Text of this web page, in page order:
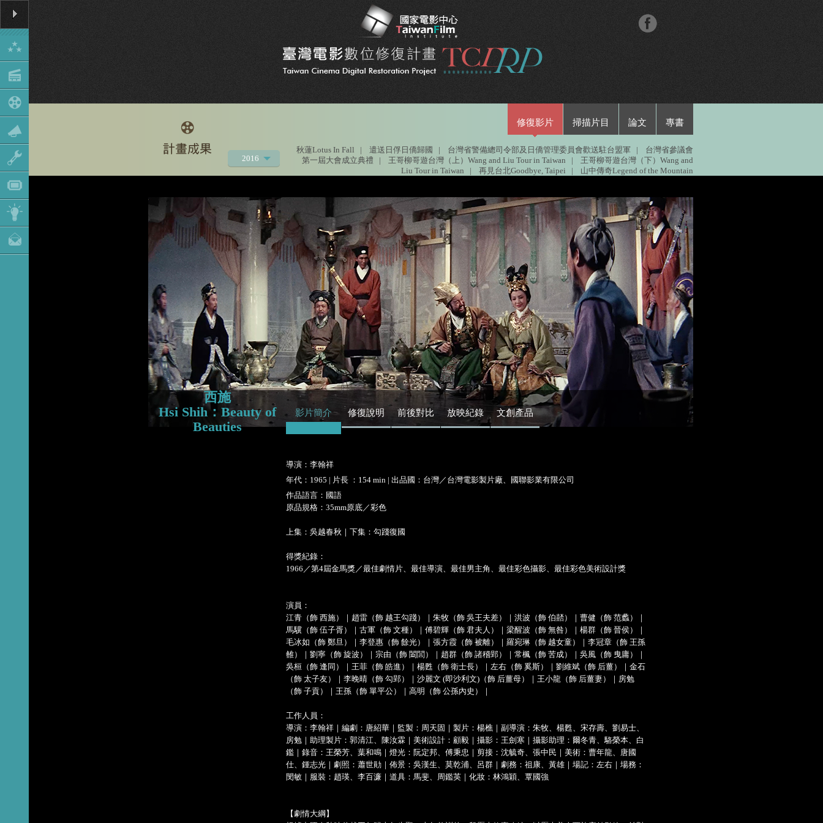
修復影片 掃描片目 論文 專書
2016
2021
2020
2019
2018
2017
2014
2013
秋蓮Lotus In Fall | 遣送日俘日僑歸國 | 台灣省警備總司令部及日僑管理委員會歡送駐台盟軍 |
台灣省參議會
第一屆大會成立典禮
| 王哥柳哥遊台灣（上）Wang and Liu Tour in Taiwan |
王哥柳哥遊台灣（下）Wang and
Liu Tour in Taiwan
| 再見台北Goodbye, Taipei | 山中傳奇Legend of the Mountain
西施
Hsi Shih：Beauty of
Beauties
影片簡介 修復說明 前後對比 放映紀錄 文創產品
導演：李翰祥
年代：1965 | 片長 ：154 min | 出品國：台灣／台灣電影製片廠、國聯影業有限公司
作品語言：國語
原品規格：35mm原底／彩色
上集：吳越春秋｜下集：勾踐復國
得獎紀錄：
1966／第4屆金馬獎／最佳劇情片、最佳導演、最佳男主角、最佳彩色攝影、最佳彩色美術設計獎
演員：
江青（飾 西施）｜趙雷（飾 越王勾踐）｜朱牧（飾 吳王夫差）｜洪波（飾 伯嚭）｜曹健（飾 范蠡）｜
馬驥（飾 伍子胥）｜古軍（飾 文種）｜傅碧輝（飾 君夫人）｜梁醒波（飾 無咎）｜楊群（飾 晉侯）｜
毛冰如（飾 鄭旦）｜李登惠（飾 餘光）｜張方霞（飾 被離）｜羅宛琳（飾 越女童）｜李冠章（飾 王孫
雒）｜劉寧（飾 旋波）｜宗由（飾 闔閭）｜趙群（飾 諸稽郢）｜常楓（飾 苦成）｜吳風（飾 曳庸）｜
吳桓（飾 逢同）｜王菲（飾 皓進）｜楊甦（飾 衛士長）｜左右（飾 奚斯）｜劉維斌（飾 后薑）｜金石
（飾 太子友）｜李晚晴（飾 勾郢）｜沙麗文 (即沙利文)（飾 后薑母）｜王小龍（飾 后薑妻）｜房勉
（飾 子貢）｜王孫（飾 單平公）｜高明（飾 公孫內史）｜
工作人員：
導演：李翰祥｜編劇：唐紹華｜監製：周天固｜製片：楊樵｜副導演：朱牧、楊甦、宋存壽、劉易士、
房勉｜助理製片：郭清江、陳汝霖｜美術設計：顧毅｜攝影：王劍寒｜攝影助理：爾冬青、駱榮本、白
鑑｜錄音：王榮芳、葉和鳴｜燈光：阮定邦、傅秉忠｜剪接：沈毓奇、張中民｜美術：曹年龍、唐國
仕、鍾志光｜劇照：蕭世勛｜佈景：吳漢生、莫乾浦、呂群｜劇務：祖康、黃雄｜場記：左右｜場務：
閔敏｜服裝：趙瑛、李百濂｜道具：馬斐、周鑑英｜化妝：林鴻穎、覃國強
【劇情大綱】